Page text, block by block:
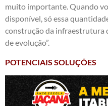
muito importante. Quando
disponível, só essa
construção da infraestrutura
de evolução”.
POTENCIAIS SOLUÇÕES